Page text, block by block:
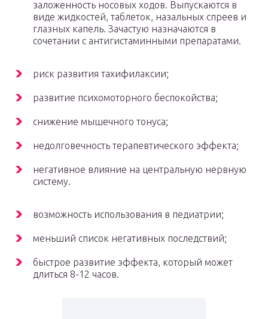
заложенность носовых ходов. Выпускаются в
виде жидкостей, таблеток, назальных спреев и
глазных капель. Зачастую назначаются в
сочетании с антигистаминными препаратами.
риск развития тахифилаксии;
развитие психомоторного беспокойства;
снижение мышечного тонуса;
недолговечность терапевтического эффекта;
негативное влияние на центральную нервную
систему.
возможность использования в педиатрии;
меньший список негативных последствий;
быстрое развитие эффекта, который может
длиться 8-12 часов.